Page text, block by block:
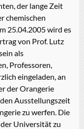
der lange Zeit
chemischen
25.04.2005 wird es
von Prof. Lutz
als
Professoren,
eingeladen, an
der Orangerie
Ausstellungszeit
zu werfen. Die
Universität zu